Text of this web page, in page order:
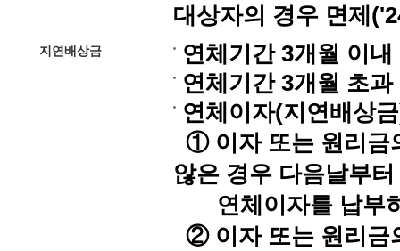
대상자의 경우 면제
지연배상금
연체기간 3개월 이
연체기간 3개월 초
연체이자(지연배상
① 이자 또는 원리금
않은 경우 다음날부터
연체이자를 납부
② 이자 또는 원리금